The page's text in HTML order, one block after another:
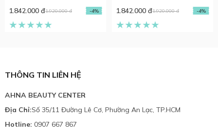
1.842.000 đ1.920.000 đ -4%
1.842.000 đ1.920.000 đ -4%
THÔNG TIN LIÊN HỆ
AHNA BEAUTY CENTER
Địa Chỉ:Số 35/11 Đường Lê Cơ, Phường An Lạc, TP.HCM
Hotline: 0907 667 867